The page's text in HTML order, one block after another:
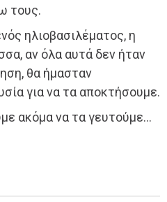
τους.
ηλιοβασιλέματος, η
αν όλα αυτά δεν ήταν
θα ήμασταν
για να τα αποκτήσουμε.
ακόμα να τα γευτούμε…